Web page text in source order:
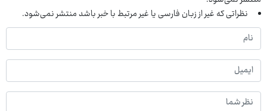
نظراتی که غیر از زبان فارسی یا غیر مرتبط با خبر باشد منتشر نمی‌شود.